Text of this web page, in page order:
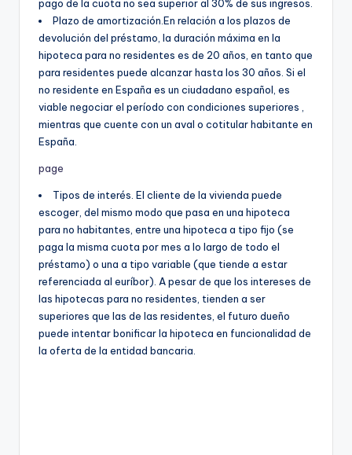
pago de la cuota no sea superior al 30% de sus ingresos.
Plazo de amortización.En relación a los plazos de
devolución del préstamo, la duración máxima en la
hipoteca para no residentes es de 20 años, en tanto que
para residentes puede alcanzar hasta los 30 años. Si el
no residente en España es un ciudadano español, es
viable negociar el período con condiciones superiores ,
mientras que cuente con un aval o cotitular habitante en
España.
page
Tipos de interés. El cliente de la vivienda puede
escoger, del mismo modo que pasa en una hipoteca
para no habitantes, entre una hipoteca a tipo fijo (se
paga la misma cuota por mes a lo largo de todo el
préstamo) o una a tipo variable (que tiende a estar
referenciada al euríbor). A pesar de que los intereses de
las hipotecas para no residentes, tienden a ser
superiores que las de las residentes, el futuro dueño
puede intentar bonificar la hipoteca en funcionalidad de
la oferta de la entidad bancaria.